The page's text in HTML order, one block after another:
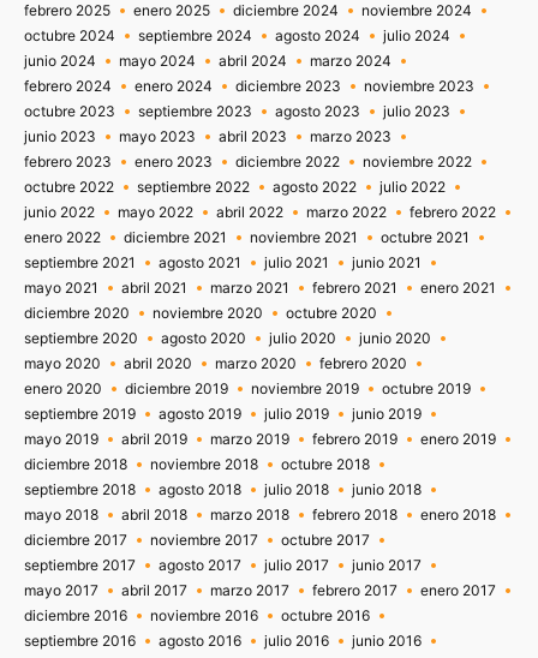
febrero 2025
enero 2025 diciembre 2024
noviembre 2024
octubre 2024
septiembre 2024 agosto 2024
julio 2024
junio 2024
mayo 2024 abril 2024
marzo 2024
febrero 2024
enero 2024 diciembre 2023
noviembre 2023
octubre 2023
septiembre 2023 agosto 2023
julio 2023
junio 2023
mayo 2023 abril 2023
marzo 2023
febrero 2023
enero 2023 diciembre 2022
noviembre 2022
octubre 2022
septiembre 2022 agosto 2022
julio 2022
junio 2022
mayo 2022 abril 2022 marzo 2022
febrero 2022
enero 2022
diciembre 2021 noviembre 2021
octubre 2021
septiembre 2021
agosto 2021 julio 2021
junio 2021
mayo 2021
abril 2021 marzo 2021 febrero 2021
enero 2021
diciembre 2020
noviembre 2020
octubre 2020
septiembre 2020
agosto 2020 julio 2020
junio 2020
mayo 2020
abril 2020 marzo 2020
febrero 2020
enero 2020
diciembre 2019 noviembre 2019
octubre 2019
septiembre 2019
agosto 2019 julio 2019
junio 2019
mayo 2019
abril 2019 marzo 2019 febrero 2019
enero 2019
diciembre 2018
noviembre 2018
octubre 2018
septiembre 2018
agosto 2018 julio 2018
junio 2018
mayo 2018
abril 2018 marzo 2018 febrero 2018
enero 2018
diciembre 2017
noviembre 2017
octubre 2017
septiembre 2017
agosto 2017 julio 2017
junio 2017
mayo 2017
abril 2017 marzo 2017 febrero 2017
enero 2017
diciembre 2016
noviembre 2016
octubre 2016
septiembre 2016
agosto 2016 julio 2016
junio 2016